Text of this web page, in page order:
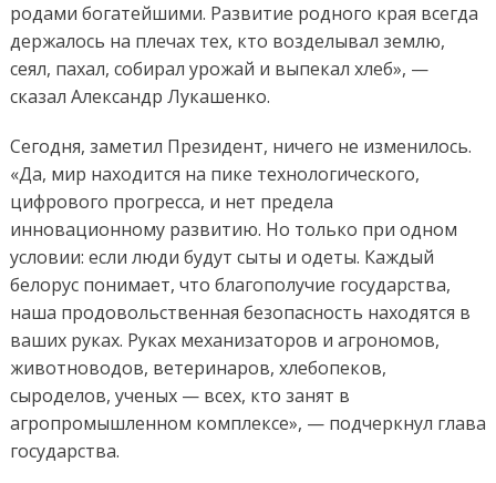
родами богатейшими. Развитие родного края всегда
держалось на плечах тех, кто возделывал землю,
сеял, пахал, собирал урожай и выпекал хлеб», —
сказал Александр Лукашенко.
Сегодня, заметил Президент, ничего не изменилось.
«Да, мир находится на пике технологического,
цифрового прогресса, и нет предела
инновационному развитию. Но только при одном
условии: если люди будут сыты и одеты. Каждый
белорус понимает, что благополучие государства,
наша продовольственная безопасность находятся в
ваших руках. Руках механизаторов и агрономов,
животноводов, ветеринаров, хлебопеков,
сыроделов, ученых — всех, кто занят в
агропромышленном комплексе», — подчеркнул глава
государства.